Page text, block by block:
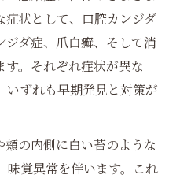
症状として、口腔カンジダ
ダ症、爪白癬、そして消
。それぞれ症状が異な
いずれも早期発見と対策が
の内側に白い苔のような
味覚異常を伴います。これ